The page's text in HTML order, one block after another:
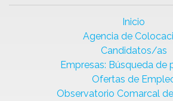
Inicio
Agencia de
Candidatos/as
Empresas: Búsqueda de
Ofertas de
Observatorio Comarcal